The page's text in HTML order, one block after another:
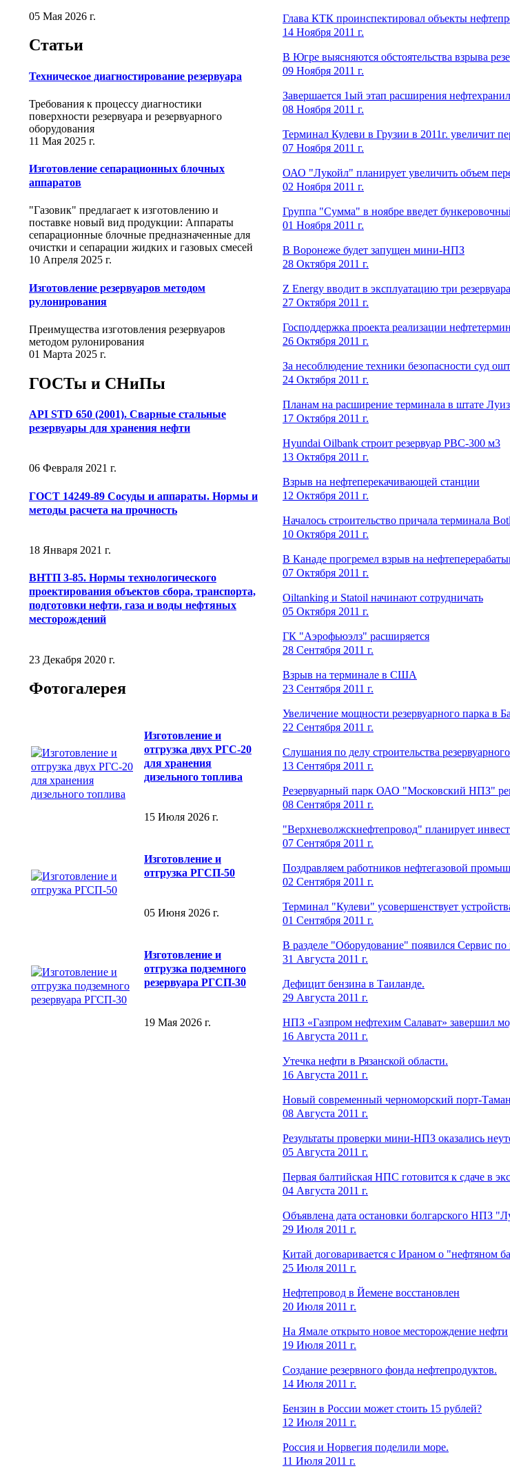
05 Мая 2026 г.
Статьи
Техническое диагностирование резервуара
Требования к процессу диагностики
поверхности резервуара и резервуарного
оборудования
11 Мая 2025 г.
Изготовление сепарационных блочных
аппаратов
"Газовик" предлагает к изготовлению и
поставке новый вид продукции: Аппараты
сепарационные блочные предназначенные для
очистки и сепарации жидких и газовых смесей
10 Апреля 2025 г.
Изготовление резервуаров методом
рулонирования
Преимущества изготовления резервуаров
методом рулонирования
01 Марта 2025 г.
ГОСТы и СНиПы
API STD 650 (2001). Сварные стальные
резервуары для хранения нефти
06 Февраля 2021 г.
ГОСТ 14249-89 Сосуды и аппараты. Нормы и
методы расчета на прочность
18 Января 2021 г.
ВНТП 3-85. Нормы технологического
проектирования объектов сбора, транспорта,
подготовки нефти, газа и воды нефтяных
месторождений
23 Декабря 2020 г.
Фотогалерея
Изготовление и
отгрузка двух РГС-20
для хранения
дизельного топлива
15 Июля 2026 г.
Изготовление и
отгрузка РГСП-50
05 Июня 2026 г.
Изготовление и
отгрузка подземного
резервуара РГСП-30
19 Мая 2026 г.
Глава КТК проинспектировал объекты
14 Ноября 2011 г.
В Югре выясняются обстоятельства взрыва
09 Ноября 2011 г.
Завершается 1ый этап расширения
08 Ноября 2011 г.
Терминал Кулеви в Грузии в 2011г. увеличит
07 Ноября 2011 г.
ОАО "Лукойл" планирует увеличить объем
02 Ноября 2011 г.
Группа "Сумма" в ноябре введет
01 Ноября 2011 г.
В Воронеже будет запущен мини-НПЗ
28 Октября 2011 г.
Z Energy вводит в эксплуатацию три резервуара
27 Октября 2011 г.
Господдержка проекта реализации
26 Октября 2011 г.
За несоблюдение техники безопасности суд
24 Октября 2011 г.
Планам на расширение терминала в штате
17 Октября 2011 г.
Hyundai Oilbank строит резервуар РВС-300 м3
13 Октября 2011 г.
Взрыв на нефтеперекачивающей станции
12 Октября 2011 г.
Началось строительство причала терминала
10 Октября 2011 г.
В Канаде прогремел взрыв на
07 Октября 2011 г.
Oiltanking и Statoil начинают сотрудничать
05 Октября 2011 г.
ГК "Аэрофьюэлз" расширяется
28 Сентября 2011 г.
Взрыв на терминале в США
23 Сентября 2011 г.
Увеличение мощности резервуарного парка в
22 Сентября 2011 г.
Слушания по делу строительства
13 Сентября 2011 г.
Резервуарный парк ОАО "Московский НПЗ"
08 Сентября 2011 г.
"Верхневолжскнефтепровод" планирует
07 Сентября 2011 г.
Поздравляем работников нефтегазовой
02 Сентября 2011 г.
Терминал "Кулеви" усовершенствует
01 Сентября 2011 г.
В разделе "Оборудование" появился Сервис по
31 Августа 2011 г.
Дефицит бензина в Таиланде.
29 Августа 2011 г.
НПЗ «Газпром нефтехим Салават» завершил
16 Августа 2011 г.
Утечка нефти в Рязанской области.
16 Августа 2011 г.
Новый современный черноморский порт-
08 Августа 2011 г.
Результаты проверки мини-НПЗ оказались
05 Августа 2011 г.
Первая балтийская НПС готовится к сдаче в
04 Августа 2011 г.
Объявлена дата остановки болгарского НПЗ
29 Июля 2011 г.
Китай договаривается с Ираном о "нефтяном
25 Июля 2011 г.
Нефтепровод в Йемене восстановлен
20 Июля 2011 г.
На Ямале открыто новое месторождение нефти
19 Июля 2011 г.
Создание резервного фонда нефтепродуктов.
14 Июля 2011 г.
Бензин в России может стоить 15 рублей?
12 Июля 2011 г.
Россия и Норвегия поделили море.
11 Июля 2011 г.